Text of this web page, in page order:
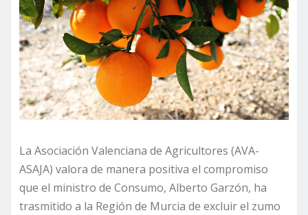
La Asociación Valenciana de Agricultores (AVA-
ASAJA) valora de manera positiva el compromiso
que el ministro de Consumo, Alberto Garzón, ha
trasmitido a la Región de Murcia de excluir el zumo